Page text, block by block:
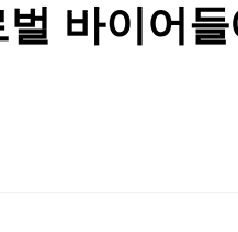
바이어